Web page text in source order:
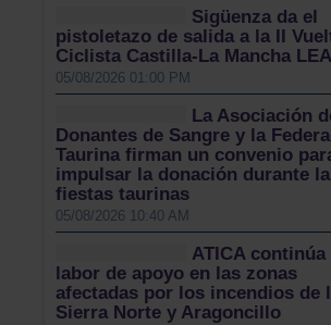
Sigüenza da el
pistoletazo de salida a la II
Ciclista Castilla-La Mancha
05/08/2026 01:00 PM
La Asociación
Donantes de Sangre y la
Taurina firman un convenio
impulsar la donación durante
fiestas taurinas
05/08/2026 10:40 AM
ATICA continúa
labor de apoyo en las zonas
afectadas por los incendios de
Sierra Norte y Aragoncillo